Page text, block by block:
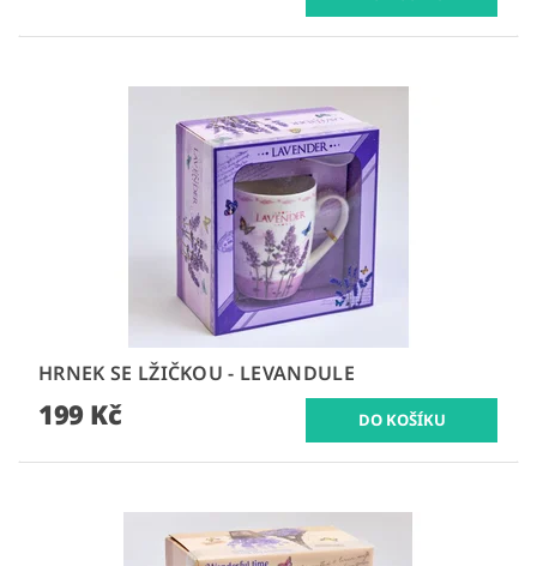
HRNEK SE LŽIČKOU - LEVANDULE
199 Kč